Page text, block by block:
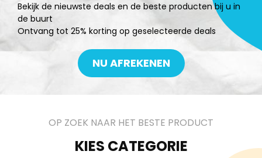
Bekijk de nieuwste deals en de beste producten bij u in
de buurt
Ontvang tot 25% korting op geselecteerde deals
NU AFREKENEN
OP ZOEK NAAR HET BESTE PRODUCT
KIES CATEGORIE